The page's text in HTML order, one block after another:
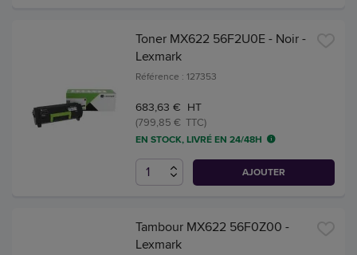
Toner MX622 56F2U0E - Noir -
Lexmark
Référence : 127353
683,63 € HT
(799,85 € TTC)
EN STOCK, LIVRÉ EN 24/48H
AJOUTER
Tambour MX622 56F0Z00 -
Lexmark